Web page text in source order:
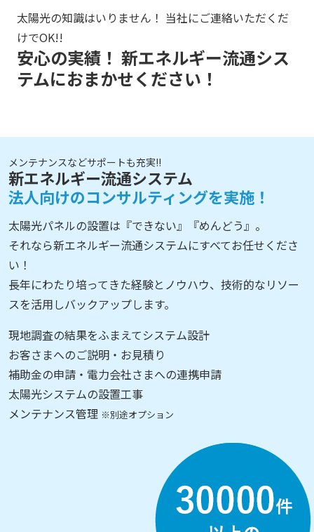
太陽光の知識はいりません！ 当社にご連絡いただくだ
けでOK!!
安心の実績！ 新エネルギー流通シス
テムにおまかせください！
メンテナンスなどサポートも充実!!
新エネルギー流通システム
法人向けのコンサルティングを実施！
太陽光パネルの設置は『できない』『めんどう』。
それなら新エネルギー流通システムにすべてお任せくださ
い！
長年にわたり培ってきた経験とノウハウ、技術的なリソー
スを活用しバックアップします。
現地調査の結果をふまえてシステム設計
お客さまへのご説明・お見積り
補助金の申請・電力会社さまへの連携申請
太陽光システムの設置工事
メンテナンス管理 ※別途オプション